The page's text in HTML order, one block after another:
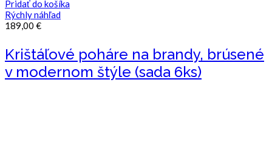
Pridať do košíka
Rýchly náhľad
189,00 €
Krištáľové poháre na brandy, brúsené
v modernom štýle (sada 6ks)